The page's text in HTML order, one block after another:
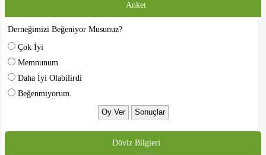
Anket
Derneğimizi Beğeniyor Musunuz?
Çok İyi
Memnunum
Daha İyi Olabilirdi
Beğenmiyorum.
Döviz Bilgieri